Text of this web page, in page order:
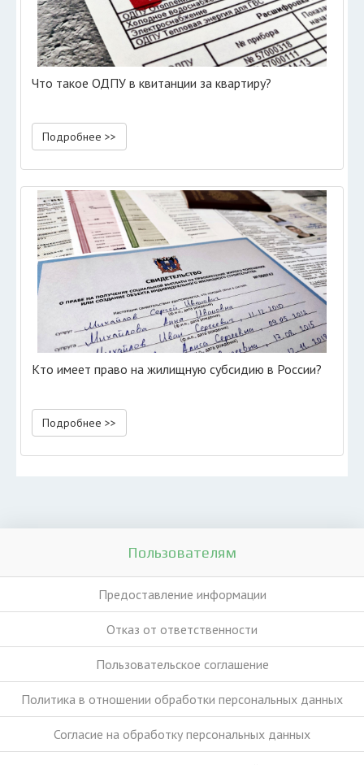
Что такое ОДПУ в квитанции за квартиру?
Подробнее >>
Кто имеет право на жилищную субсидию в России?
Подробнее >>
Пользователям
Предоставление информации
Отказ от ответственности
Пользовательское соглашение
Политика в отношении обработки персональных данных
Согласие на обработку персональных данных